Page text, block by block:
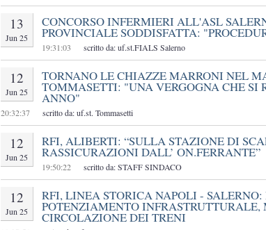
13
Jun 25
CONCORSO INFERMIERI ALL'ASL
PROVINCIALE SODDISFATTA:
19:31:03 scritto da: uf.st.FIALS Salerno
12
Jun 25
TORNANO LE CHIAZZE MARRONI NEL
TOMMASETTI: "UNA VERGOGNA CHE SI
ANNO"
20:32:37 scritto da: uf.st. Tommasetti
12
Jun 25
RFI, ALIBERTI: “SULLA STAZIONE DI
RASSICURAZIONI DALL’ ON.FERRANTE”
19:50:22 scritto da: STAFF SINDACO
12
Jun 25
RFI, LINEA STORICA NAPOLI -
POTENZIAMENTO
CIRCOLAZIONE DEI TRENI